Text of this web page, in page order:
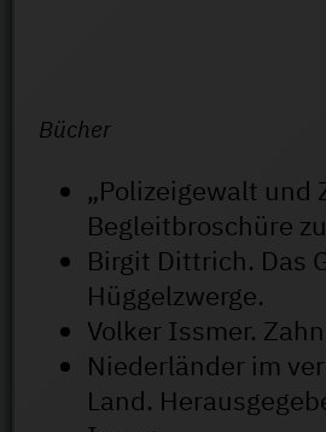
Bücher
„Polizeigewalt und
Begleitbroschüre
Birgit Dittrich. Das
Hüggelzwerge.
Volker Issmer.
Niederländer im
Land.